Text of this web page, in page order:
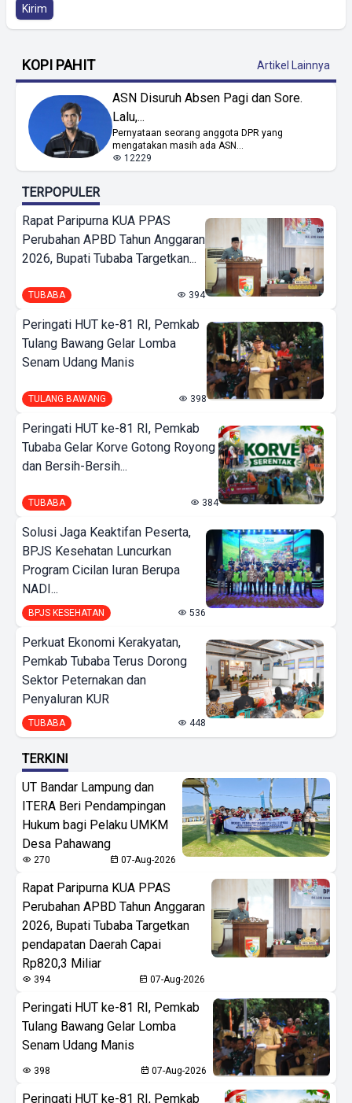
Kirim
KOPI PAHIT Artikel Lainnya
ASN Disuruh Absen Pagi dan Sore.
Lalu,...
Pernyataan seorang anggota DPR yang
mengatakan masih ada ASN...
12229
TERPOPULER
Rapat Paripurna KUA PPAS
Perubahan APBD Tahun Anggaran
2026, Bupati Tubaba Targetkan...
TUBABA 394
Peringati HUT ke-81 RI, Pemkab
Tulang Bawang Gelar Lomba
Senam Udang Manis
TULANG BAWANG 398
Peringati HUT ke-81 RI, Pemkab
Tubaba Gelar Korve Gotong Royong
dan Bersih-Bersih...
TUBABA 384
Solusi Jaga Keaktifan Peserta,
BPJS Kesehatan Luncurkan
Program Cicilan Iuran Berupa
NADI...
BPJS KESEHATAN 536
Perkuat Ekonomi Kerakyatan,
Pemkab Tubaba Terus Dorong
Sektor Peternakan dan
Penyaluran KUR
TUBABA 448
TERKINI
UT Bandar Lampung dan
ITERA Beri Pendampingan
Hukum bagi Pelaku UMKM
Desa Pahawang
270 07-Aug-2026
Rapat Paripurna KUA PPAS
Perubahan APBD Tahun Anggaran
2026, Bupati Tubaba Targetkan
pendapatan Daerah Capai
Rp820,3 Miliar
394 07-Aug-2026
Peringati HUT ke-81 RI, Pemkab
Tulang Bawang Gelar Lomba
Senam Udang Manis
398 07-Aug-2026
Peringati HUT ke-81 RI, Pemkab